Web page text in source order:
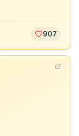
907